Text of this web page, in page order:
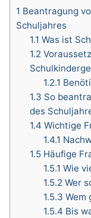
1 Beantragung
Schuljahres
1.1 Was ist
1.2
1.2.1
1.3 So
des
1.4 Wichtige
1.4.1
1.5Häufige
1.5.1 Wie
1.5.2 Wer
1.5.3 Wem
1.5.4 Bis